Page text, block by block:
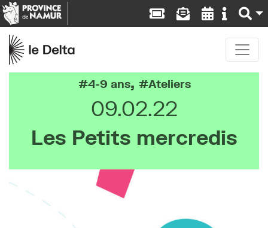
4-9 ans, Ateliers
09.02.22
Les Petits mercredis